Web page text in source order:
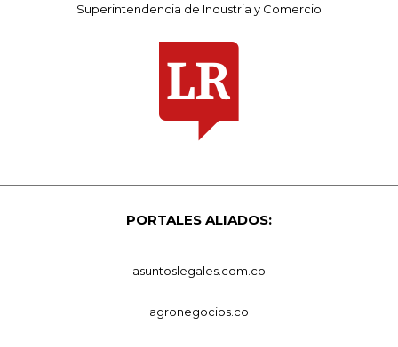
Superintendencia de Industria y Comercio
PORTALES ALIADOS:
asuntoslegales.com.co
agronegocios.co